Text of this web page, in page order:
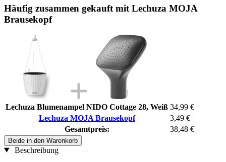
Häufig zusammen gekauft mit Lechuza MOJA
Brausekopf
Lechuza Blumenampel NIDO Cottage 28, Weiß 34,99 €
Lechuza MOJA Brausekopf
3,49 €
Gesamtpreis:
38,48 €
Beide in den Warenkorb
Beschreibung